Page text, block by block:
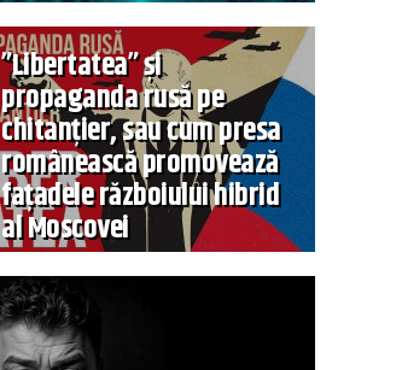
”Libertatea” și
propaganda rusă pe
chitanțier, sau cum presa
românească promovează
fațadele războiului hibrid
al Moscovei